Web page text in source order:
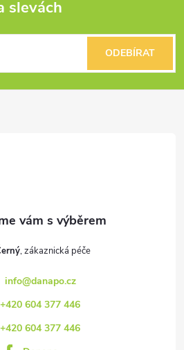
slevách
ODEBÍRAT
info@danapo.cz
+420 604 377 446
+420 604 377 446